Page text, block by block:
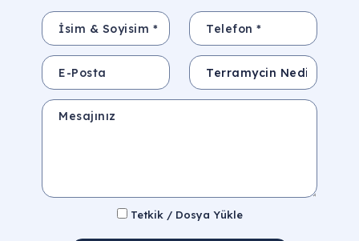
İsim & Soyisim * Telefon *
E-Posta Konu
Mesajınız
Tetkik / Dosya Yükle